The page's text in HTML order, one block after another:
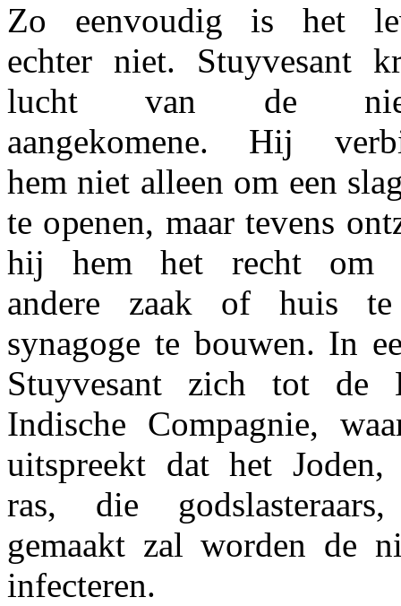
Zo eenvoudig is het
echter niet. Stuyvesant
lucht van de
aangekomene. Hij
hem niet alleen om een
te openen, maar tevens
hij hem het recht om
andere zaak of huis
synagoge te bouwen. In
Stuyvesant zich tot de
Indische Compagnie,
uitspreekt dat het
ras, die
gemaakt zal worden de
infecteren.